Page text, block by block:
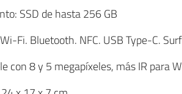
SSD de hasta 256 GB
Fi. Bluetooth. NFC. USB Type-C.
con 8 y 5 megapíxeles, más IR para